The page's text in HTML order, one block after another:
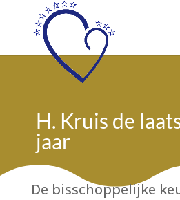
H. Kruis de
jaar
De bisschoppelijke